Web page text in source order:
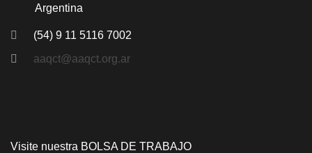
Argentina
(54) 9 11 5116 7002
aaqct@aaqct.org.ar
Visite nuestra BOLSA DE TRABAJO